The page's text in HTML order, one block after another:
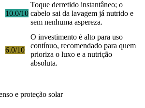
10.0/10
Toque derretido instantâneo; o
cabelo sai da lavagem já nutrido e
sem nenhuma aspereza.
6.0/10
O investimento é alto para uso
contínuo, recomendado para quem
prioriza o luxo e a nutrição
absoluta.
e proteção solar